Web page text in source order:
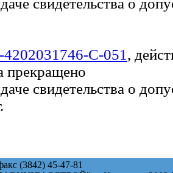
свидетельства о
С-051 ,
прекращено
свидетельства о
(3842) 45-47-81